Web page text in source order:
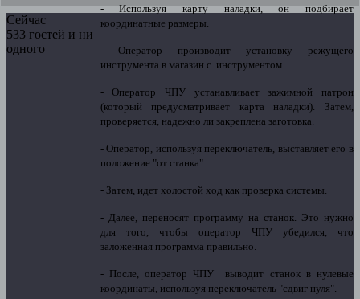
- Используя карту наладки, он подбирает
координатные размеры.
- Оператор производит установку режущего
инструмента в магазин с инструментом.
- Оператор ЧПУ устанавливает зажимной патрон
(который предусматривает карта наладки). Затем,
проверяется, надежно ли закреплена заготовка.
- Оператор, используя переключатель, выставляет его в
положение "от станка".
- Затем, идет холостой ход как проверка системы.
- Далее, переносят программу на станок. Это нужно
для того, чтобы оператор ЧПУ убедился, что
заложенная программа правильно.
- После, оператор ЧПУ выводит станок в нулевые
координаты, используя переключатель "сдвиг нуля".
Сейчас
533 гостей и ни
одного